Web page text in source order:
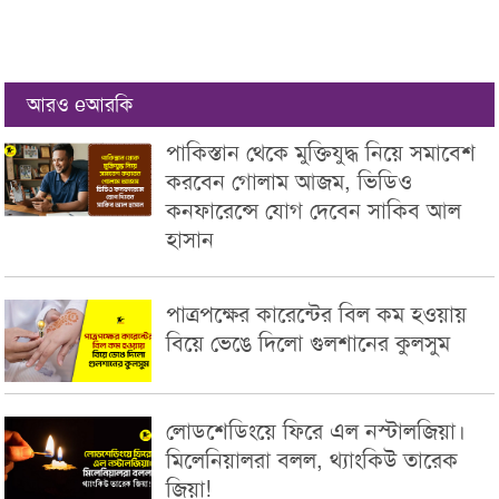
আরও eআরকি
পাকিস্তান থেকে মুক্তিযুদ্ধ নিয়ে সমাবেশ
করবেন গোলাম আজম, ভিডিও
কনফারেন্সে যোগ দেবেন সাকিব আল
হাসান
পাত্রপক্ষের কারেন্টের বিল কম হওয়ায়
বিয়ে ভেঙে দিলো গুলশানের কুলসুম
লোডশেডিংয়ে ফিরে এল নস্টালজিয়া।
মিলেনিয়ালরা বলল, থ্যাংকিউ তারেক
জিয়া!